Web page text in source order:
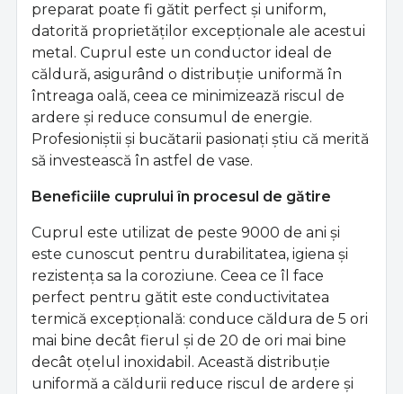
preparat poate fi gătit perfect și uniform,
datorită proprietăților excepționale ale acestui
metal. Cuprul este un conductor ideal de
căldură, asigurând o distribuție uniformă în
întreaga oală, ceea ce minimizează riscul de
ardere și reduce consumul de energie.
Profesioniștii și bucătarii pasionați știu că merită
să investească în astfel de vase.
Beneficiile cuprului în procesul de gătire
Cuprul este utilizat de peste 9000 de ani și
este cunoscut pentru durabilitatea, igiena și
rezistența sa la coroziune. Ceea ce îl face
perfect pentru gătit este conductivitatea
termică excepțională: conduce căldura de 5 ori
mai bine decât fierul și de 20 de ori mai bine
decât oțelul inoxidabil. Această distribuție
uniformă a căldurii reduce riscul de ardere și